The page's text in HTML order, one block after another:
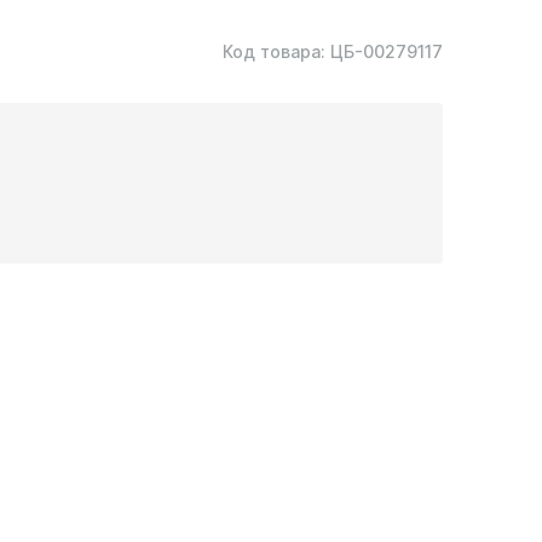
Код товара: ЦБ-00279117